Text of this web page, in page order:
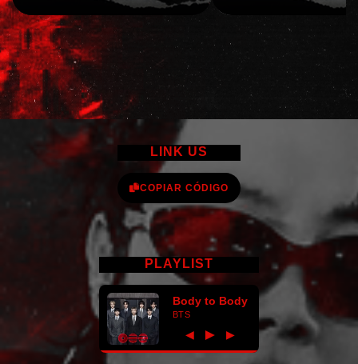
LINK US
COPIAR CÓDIGO
PLAYLIST
Body to Body
BTS
◀ ► ▶